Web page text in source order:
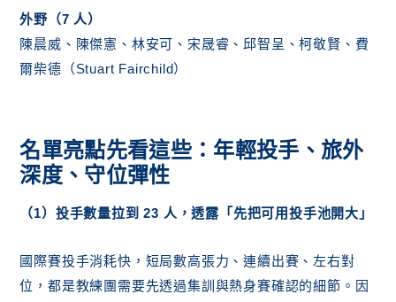
外野（7人）
陳晨威、陳傑憲、林安可、宋晟睿、邱智呈、柯敬賢、費
爾柴德（Stuart Fairchild）
名單亮點先看這些：年輕投手、旅外
深度、守位彈性
（1）投手數量拉到 23 人，透露「先把可用投手池開大」
國際賽投手消耗快，短局數高張力、連續出賽、左右對
位，都是教練團需要先透過集訓與熱身賽確認的細節。因